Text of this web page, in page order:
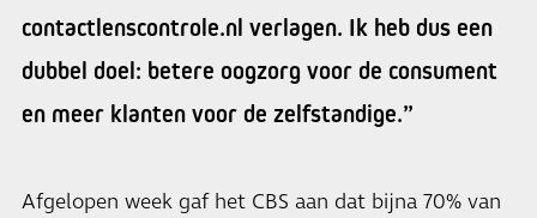
contactlenscontrole.nl verlagen. Ik heb dus een
dubbel doel: betere oogzorg voor de consument
en meer klanten voor de zelfstandige.”
Afgelopen week gaf het CBS aan dat bijna 70% van